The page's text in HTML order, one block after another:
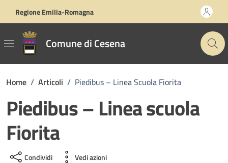
Regione Emilia-Romagna
Comune di Cesena
Home / Articoli / Piedibus – Linea Scuola Fiorita
Piedibus – Linea scuola
Fiorita
Condividi Vedi azioni